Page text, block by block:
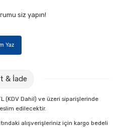
siz yapın!
Yaz
& İade
(KDV Dahil) ve üzeri siparişlerinde
edilecektir.
alışverişleriniz için kargo bedeli